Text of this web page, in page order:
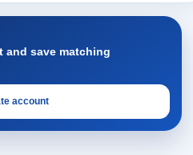
and save matching
account